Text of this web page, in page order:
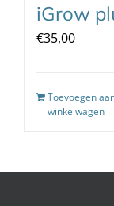
iGrow
€35,00
Toevoegen
winkelwagen